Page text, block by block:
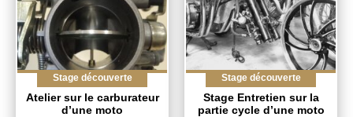
Stage découverte
Atelier sur le carburateur
d’une moto
Stage découverte
Stage Entretien sur la
partie cycle d’une moto